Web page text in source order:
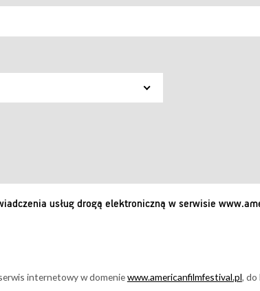
usług drogą elektroniczną w serwisie
internetowy w domeniewww.americanfilmfestival.pl, do